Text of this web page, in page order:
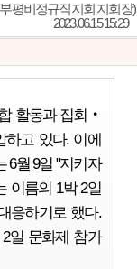
평비정규직지회 지회장)
2023.06.15 15:29
활동과 집회‧
하고 있다. 이에
6월 9일 "지키자
이름의 1박 2일
응하기로 했다.
일 문화제 참가